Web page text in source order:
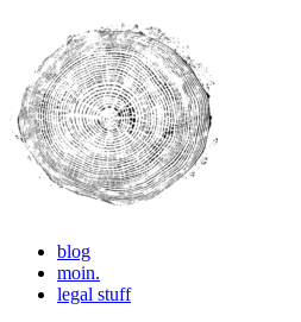
LET'S CREATE !
pictures, thoughts, ideas
blog
moin.
legal stuff